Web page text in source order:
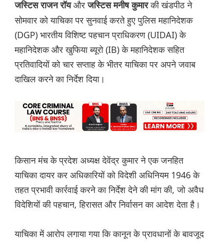
जस्टिस राजन रॉयऔरजस्टिस मनीष कुमारकी खंडपीठ ने
सोमवार को याचिका पर सुनवाई करते हुए पुलिस महानिदेशक
(DGP) भारतीय विशिष्ट पहचान प्राधिकरण (UIDAI) के
महानिदेशक और खुफिया ब्यूरो (IB) के महानिदेशक सहित
प्रतिवादियों को चार सप्ताह के भीतर याचिका पर अपने जवाब
दाखिल करने का निर्देश दिया।
किसान मंच के प्रदेश अध्यक्ष देवेंद्र कुमार ने एक जनहित
याचिका दायर कर अधिकारियों को विदेशी अधिनियम 1946 के
तहत प्रभावी कार्रवाई करने का निर्देश देने की मांग की, जो अवैध
विदेशियों की पहचान, हिरासत और निर्वासन का आदेश देता है।
याचिका में आरोप लगाया गया कि कानून के प्रावधानों के बावजूद